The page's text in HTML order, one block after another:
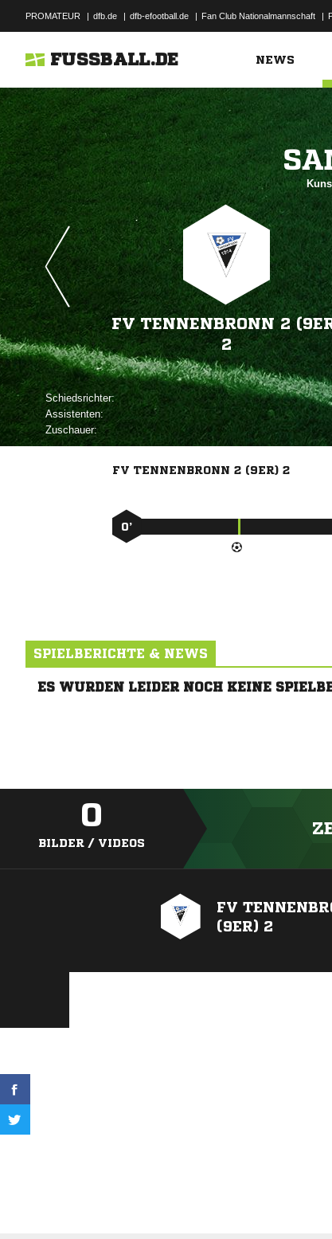
PROMATEUR | dfb.de | dfb-efootball.de | Fan Club Nationalmannschaft |
FUSSBALL.DE NEWS
FV TENNENBRONN 2
2
Schiedsrichter:
Assistenten:
Zuschauer:
FV TENNENBRONN 2 (9ER) 2
0’
SPIELBERICHTE & NEWS
ES WURDEN LEIDER NOCH KEINE
0
BILDER / VIDEOS
FV
(9ER) 2